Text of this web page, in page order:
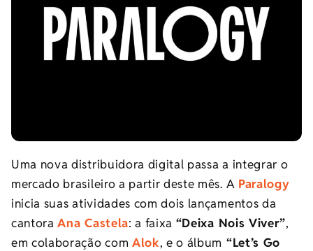
Uma nova distribuidora digital passa a integrar o
mercado brasileiro a partir deste mês. A Paralogy
inicia suas atividades com dois lançamentos da
cantoraAna Castela: a faixa “Deixa Nois Viver”,
em colaboração com Alok, e o álbum “Let’s Go